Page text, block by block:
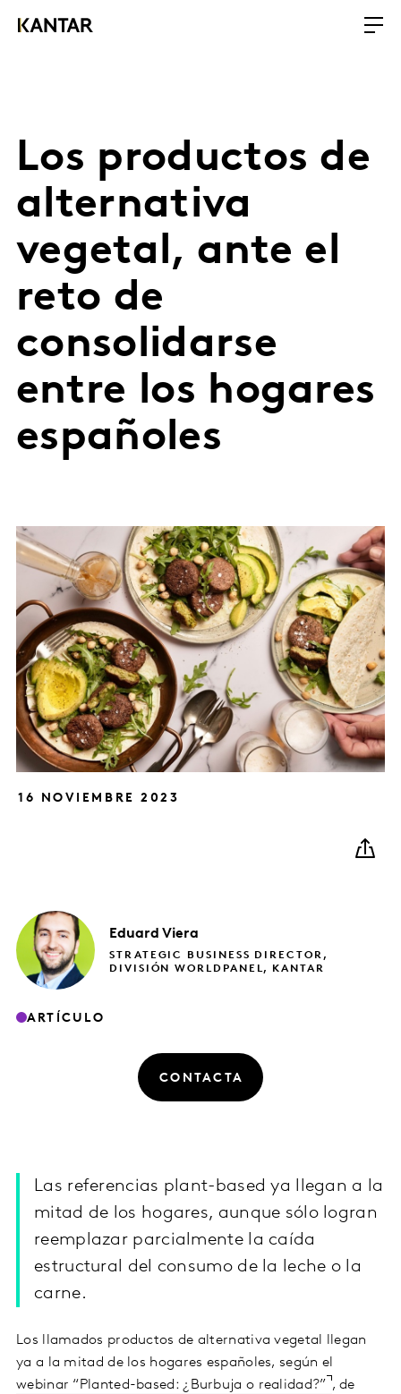
Los productos de
alternativa
vegetal, ante el
reto de
consolidarse
entre los hogares
españoles
16 NOVIEMBRE 2023
Eduard Viera
STRATEGIC BUSINESS DIRECTOR,
DIVISIÓN WORLDPANEL, KANTAR
ARTÍCULO
CONTACTA
Las referencias plant-based ya llegan a la
mitad de los hogares, aunque sólo logran
reemplazar parcialmente la caída
estructural del consumo de la leche o la
carne.
Los llamados productos de alternativa vegetal llegan
ya a la mitad de los hogares españoles, según el
webinar “Planted-based: ¿Burbuja o realidad?” , de